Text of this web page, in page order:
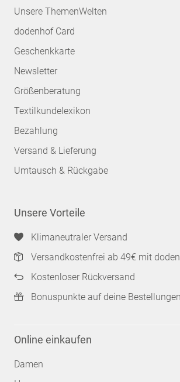
Unsere ThemenWelten
dodenhof Card
Geschenkkarte
Newsletter
Größenberatung
Textilkundelexikon
Bezahlung
Versand & Lieferung
Umtausch & Rückgabe
Unsere Vorteile
Klimaneutraler Versand
Versandkostenfrei ab 49€ mit
Kostenloser Rückversand
Bonuspunkte auf deine Bestellungen
Online einkaufen
Damen